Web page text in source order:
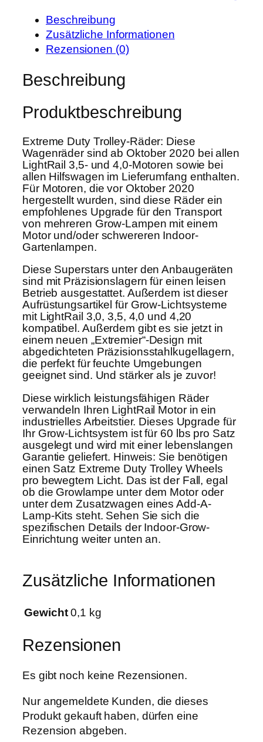
h
e
r
r
i
s
w
a
r
:
2
5
,
0
0
€
e
i
s
s
:
1
9
,
9
9
€
.
l
l
l
e
y
W
h
e
e
s
4
S
t
ü
c
k
M
e
n
g
e
Beschreibung
Zusätzliche Informationen
Rezensionen (0)
Beschreibung
Produktbeschreibung
Extreme Duty Trolley-Räder: Diese
Wagenräder sind ab Oktober 2020 bei allen
LightRail 3,5- und 4,0-Motoren sowie bei
allen Hilfswagen im Lieferumfang enthalten.
Für Motoren, die vor Oktober 2020
hergestellt wurden, sind diese Räder ein
empfohlenes Upgrade für den Transport
von mehreren Grow-Lampen mit einem
Motor und/oder schwereren Indoor-
Gartenlampen.
Diese Superstars unter den Anbaugeräten
sind mit Präzisionslagern für einen leisen
Betrieb ausgestattet. Außerdem ist dieser
Aufrüstungsartikel für Grow-Lichtsysteme
mit LightRail 3,0, 3,5, 4,0 und 4,20
kompatibel. Außerdem gibt es sie jetzt in
einem neuen „Extremier“-Design mit
abgedichteten Präzisionsstahlkugellagern,
die perfekt für feuchte Umgebungen
geeignet sind. Und stärker als je zuvor!
Diese wirklich leistungsfähigen Räder
verwandeln Ihren LightRail Motor in ein
industrielles Arbeitstier. Dieses Upgrade für
Ihr Grow-Lichtsystem ist für 60 lbs pro Satz
ausgelegt und wird mit einer lebenslangen
Garantie geliefert. Hinweis: Sie benötigen
einen Satz Extreme Duty Trolley Wheels
pro bewegtem Licht. Das ist der Fall, egal
ob die Growlampe unter dem Motor oder
unter dem Zusatzwagen eines Add-A-
Lamp-Kits steht. Sehen Sie sich die
spezifischen Details der Indoor-Grow-
Einrichtung weiter unten an.
Zusätzliche Informationen
Gewicht 0,1 kg
Rezensionen
Es gibt noch keine Rezensionen.
Nur angemeldete Kunden, die dieses
Produkt gekauft haben, dürfen eine
Rezension abgeben.